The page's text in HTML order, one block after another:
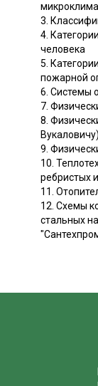
3.
4.
человека
5.
пожарной
6. Системы
7.
8.
Вукаловичу)
9.
10.
ребристых
11.
12. Схемы
стальных